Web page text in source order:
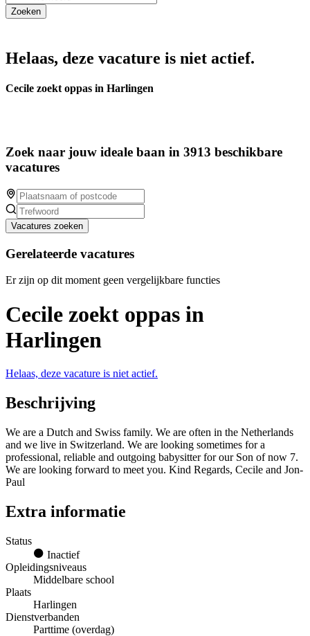
Helaas, deze vacature is niet actief.
Cecile zoekt oppas in Harlingen
Zoek naar jouw ideale baan in 3913 beschikbare
vacatures
Vacatures zoeken
Gerelateerde vacatures
Er zijn op dit moment geen vergelijkbare functies
Cecile zoekt oppas in
Harlingen
Helaas, deze vacature is niet actief.
Beschrijving
We are a Dutch and Swiss family. We are often in the Netherlands
and we live in Switzerland. We are looking sometimes for a
professional, reliable and outgoing babysitter for our Son of now 7.
We are looking forward to meet you. Kind Regards, Cecile and Jon-
Paul
Extra informatie
Status
Inactief
Opleidingsniveaus
Middelbare school
Plaats
Harlingen
Dienstverbanden
Parttime (overdag)